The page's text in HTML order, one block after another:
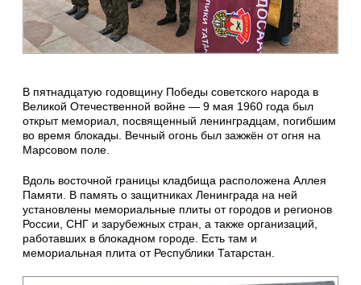
В пятнадцатую годовщину Победы советского народа в
Великой Отечественной войне — 9 мая 1960 года был
открыт мемориал, посвященный ленинградцам, погибшим
во время блокады. Вечный огонь был зажжён от огня на
Марсовом поле.
Вдоль восточной границы кладбища расположена Аллея
Памяти. В память о защитниках Ленинграда на ней
установлены мемориальные плиты от городов и регионов
России, СНГ и зарубежных стран, а также организаций,
работавших в блокадном городе. Есть там и
мемориальная плита от Республики Татарстан.